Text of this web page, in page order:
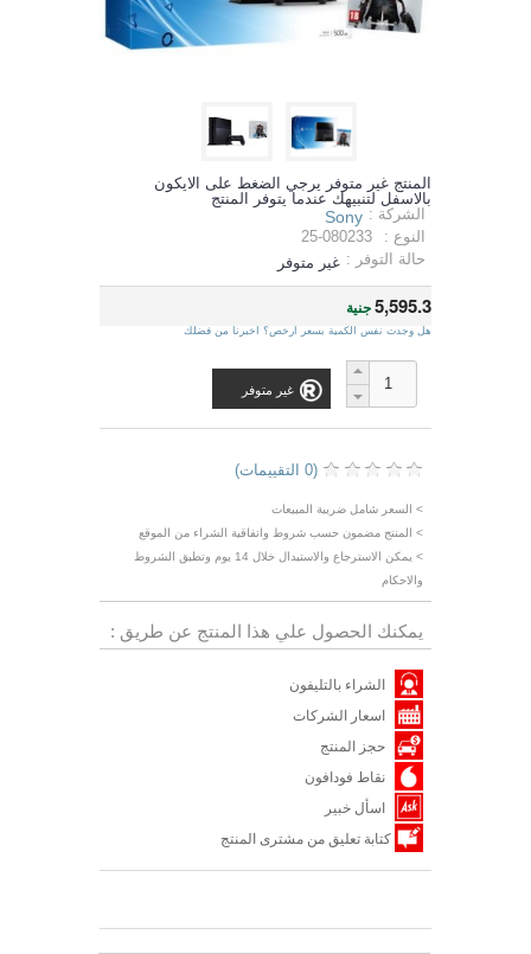
المنتج غير متوفر يرجي الضغط على الايكون
بالاسفل لتنبيهك عندما يتوفر المنتج
الشركة : Sony
النوع :
25-080233
حالة التوفر : غير متوفر
5,595.3جنية
هل وجدت نفس الكمية بسعر ارخص؟ اخبرنا من فضلك
غير متوفر
(0 التقييمات)
> السعر شامل ضريبة المبيعات
> المنتج مضمون حسب شروط واتفاقية الشراء من الموقع
> يمكن الاسترجاع والاستبدال خلال 14 يوم وتطبق الشروط
والاحكام
يمكنك الحصول علي هذا المنتج عن طريق :
الشراء بالتليفون
اسعار الشركات
حجز المنتج
نقاط فودافون
اسأل خبير
كتابة تعليق من مشترى المنتج